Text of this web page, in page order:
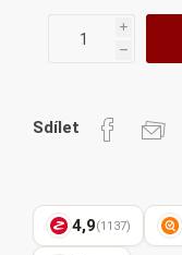
i
h
Sdílet
4,9(1137)